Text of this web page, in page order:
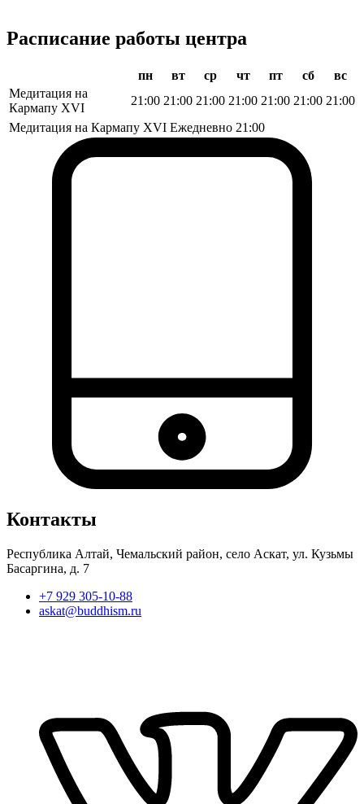
Расписание работы центра
пн вт ср чт пт сб
вс
Медитация на
Кармапу XVI
21:00 21:00 21:00 21:00 21:00 21:00 21:00
Медитация на Кармапу XVI Ежедневно 21:00
Контакты
Республика Алтай, Чемальский район, село Аскат, ул. Кузьмы
Басаргина, д. 7
+7 929 305-10-88
askat@buddhism.ru